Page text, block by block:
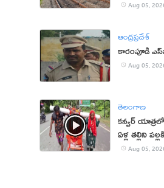
Aug 05,
ఆంధ్రప్రదేశ్
కారంపూడి
Aug 05,
తెలంగాణ
కన్వర్
ఏళ్ల తల్లిని
కొడుకు,
Aug 05,